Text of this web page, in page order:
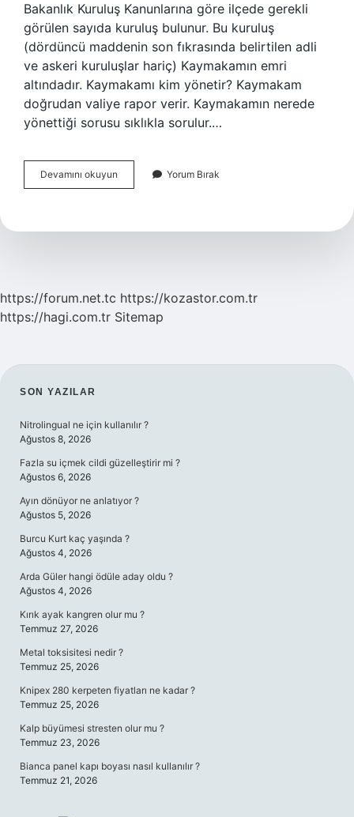
Bakanlık Kuruluş Kanunlarına göre ilçede gerekli
görülen sayıda kuruluş bulunur. Bu kuruluş
(dördüncü maddenin son fıkrasında belirtilen adli
ve askeri kuruluşlar hariç) Kaymakamın emri
altındadır. Kaymakamı kim yönetir? Kaymakam
doğrudan valiye rapor verir. Kaymakamın nerede
yönettiği sorusu sıklıkla sorulur.…
Devamını okuyun
Kaymakami
Yorum Bırak
https://forum.net.tc https://kozastor.com.tr
https://hagi.com.tr Sitemap
SIDEBAR
SON YAZILAR
Nitrolingual ne için kullanılır ?
Ağustos 8, 2026
Fazla su içmek cildi güzelleştirir mi ?
Ağustos 6, 2026
Ayın dönüyor ne anlatıyor ?
Ağustos 5, 2026
Burcu Kurt kaç yaşında ?
Ağustos 4, 2026
Arda Güler hangi ödüle aday oldu ?
Ağustos 4, 2026
Kırık ayak kangren olur mu ?
Temmuz 27, 2026
Metal toksisitesi nedir ?
Temmuz 25, 2026
Knipex 280 kerpeten fiyatları ne kadar ?
Temmuz 25, 2026
Kalp büyümesi stresten olur mu ?
Temmuz 23, 2026
Bianca panel kapı boyası nasıl kullanılır ?
Temmuz 21, 2026